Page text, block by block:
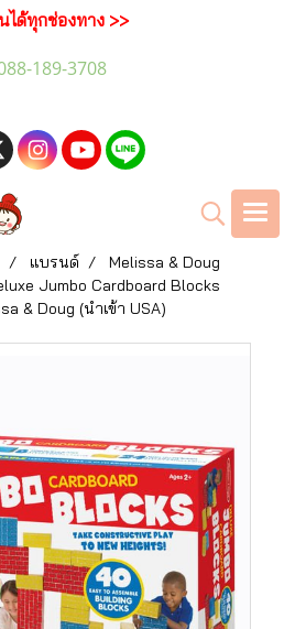
ได้ทุกช่องทาง >>
189-3708
แบรนด์
Melissa & Doug
Jumbo Cardboard Blocks
& Doug (นำเข้า USA)